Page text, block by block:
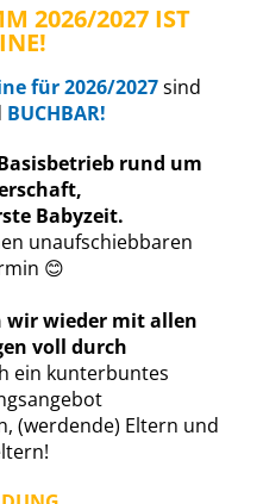
2026/2027 IST
für 2026/2027sind
BUCHBAR!
rund um
Babyzeit.
unaufschiebbaren
😊
wir wieder mit allen
voll durch
ein kunterbuntes
(werdende) Eltern und